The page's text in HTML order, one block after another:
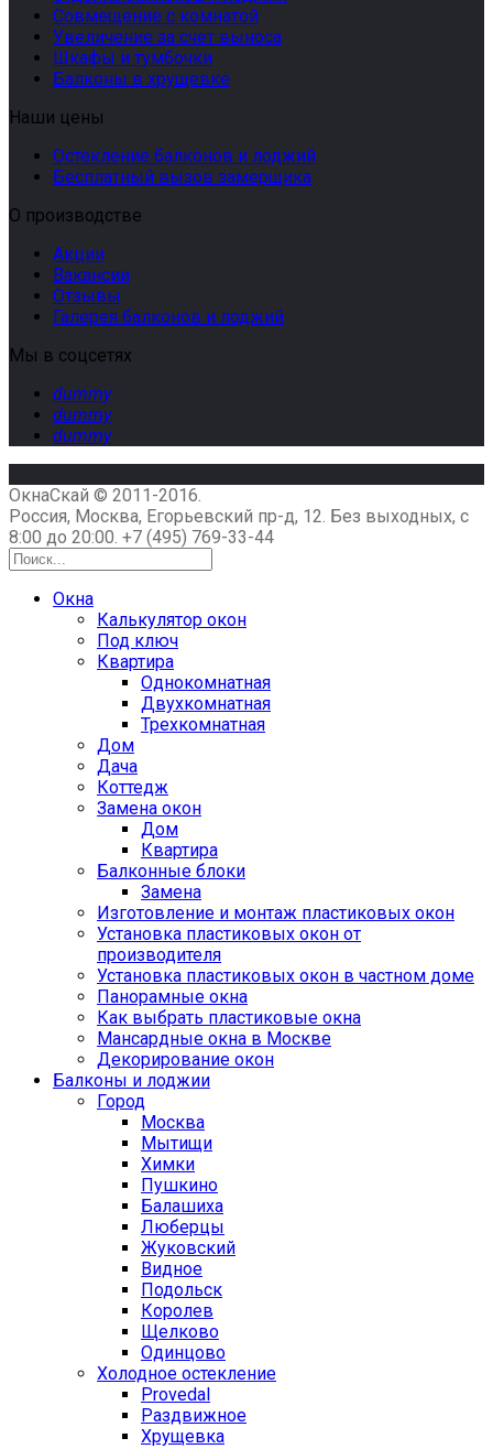
Совмещение с комнатой
Увеличение за счет выноса
Шкафы и тумбочки
Балконы в хрущевке
Наши цены
Остекление балконов и лоджий
Бесплатный вызов замерщика
О производстве
Акции
Вакансии
Отзывы
Галерея балконов и лоджий
Мы в соцсетях
dummy
dummy
dummy
ОкнаСкай © 2011-2016.
Россия, Москва, Егорьевский пр-д, 12. Без выходных, с
8:00 до 20:00. +7 (495) 769-33-44
Окна
Калькулятор окон
Под ключ
Квартира
Однокомнатная
Двухкомнатная
Трехкомнатная
Дом
Дача
Коттедж
Замена окон
Дом
Квартира
Балконные блоки
Замена
Изготовление и монтаж пластиковых окон
Установка пластиковых окон от
производителя
Установка пластиковых окон в частном доме
Панорамные окна
Как выбрать пластиковые окна
Мансардные окна в Москве
Декорирование окон
Балконы и лоджии
Город
Москва
Мытищи
Химки
Пушкино
Балашиха
Люберцы
Жуковский
Видное
Подольск
Королев
Щелково
Одинцово
Холодное остекление
Provedal
Раздвижное
Хрущевка